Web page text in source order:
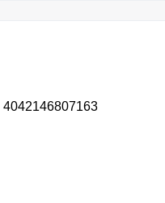
4042146807163